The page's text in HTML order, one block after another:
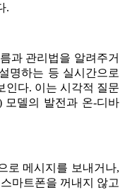
.
과 관리법을 알려주거
명하는 등 실시간으로
인다. 이는 시각적 질문
모델의 발전과 온-디바
로 메시지를 보내거나,
마트폰을 꺼내지 않고